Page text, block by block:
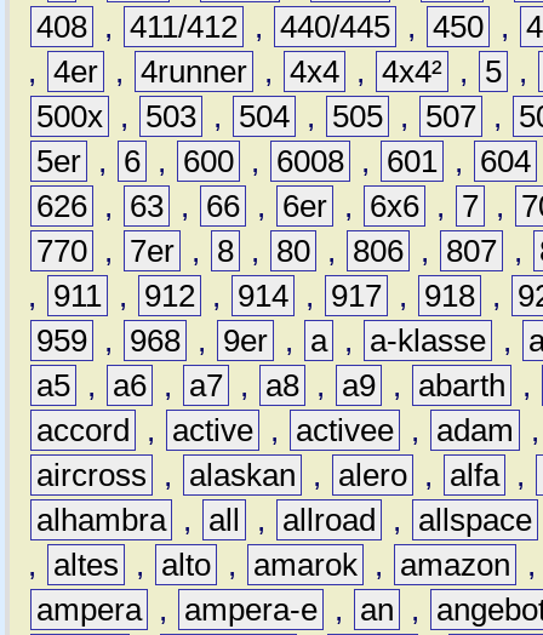
408 , 411/412 , 440/445 , 450 ,
, 4er , 4runner , 4x4 , 4x4² , 5 ,
500x , 503 , 504 , 505 , 507 ,
5er , 6 , 600 , 6008 , 601 , 604
626 , 63 , 66 , 6er , 6x6 , 7 ,
770 , 7er , 8 , 80 , 806 , 807 ,
,
911 , 912 , 914 , 917 , 918 ,
959 , 968 , 9er , a , a-klasse ,
a5 , a6 , a7 , a8 , a9 , abarth
,
accord
, active , activee , adam
aircross
, alaskan , alero , alfa ,
alhambra , all , allroad , allspace
,
altes , alto , amarok , amazon
ampera , ampera-e , an ,